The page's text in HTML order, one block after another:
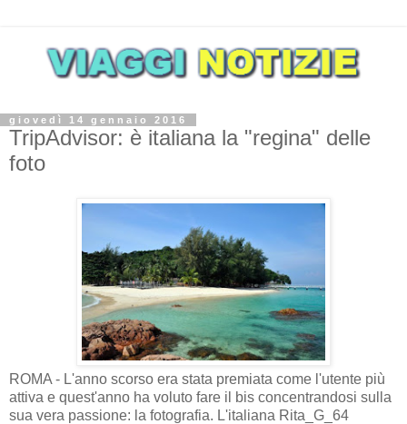
giovedì 14 gennaio 2016
TripAdvisor: è italiana la "regina" delle
foto
ROMA - L'anno scorso era stata premiata come l'utente più
attiva e quest'anno ha voluto fare il bis concentrandosi sulla
sua vera passione: la fotografia. L'italiana Rita_G_64